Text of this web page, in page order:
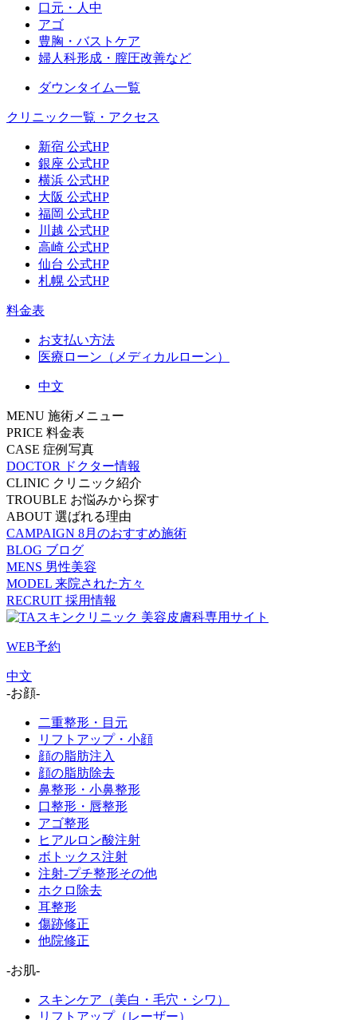
口元・人中
アゴ
豊胸・バストケア
婦人科形成・膣圧改善など
ダウンタイム一覧
クリニック一覧・アクセス
新宿 公式HP
銀座 公式HP
横浜 公式HP
大阪 公式HP
福岡 公式HP
川越 公式HP
高崎 公式HP
仙台 公式HP
札幌 公式HP
料金表
お支払い方法
医療ローン（メディカルローン）
中文
MENU 施術メニュー
PRICE 料金表
CASE 症例写真
DOCTOR
ドクター情報
CLINIC クリニック紹介
TROUBLE お悩みから探す
ABOUT 選ばれる理由
CAMPAIGN 8月のおすすめ施術
BLOG ブログ
MENS 男性美容
MODEL 来院された方々
RECRUIT 採用情報
WEB予約
中文
-お顔-
二重整形・目元
リフトアップ・小顔
顔の脂肪注入
顔の脂肪除去
鼻整形・小鼻整形
口整形・唇整形
アゴ整形
ヒアルロン酸注射
ボトックス注射
注射-プチ整形その他
ホクロ除去
耳整形
傷跡修正
他院修正
-お肌-
スキンケア（美白・毛穴・シワ）
リフトアップ（レーザー）